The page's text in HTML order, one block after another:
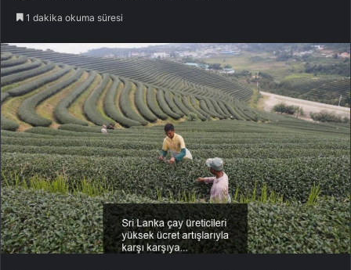
1 dakika okuma süresi